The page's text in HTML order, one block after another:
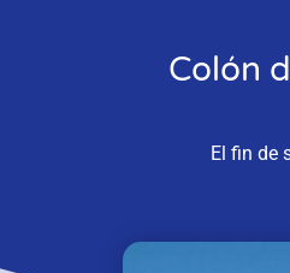
Colón
El fin de